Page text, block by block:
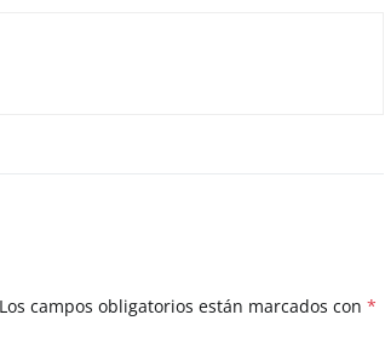
Los campos obligatorios están marcados con *